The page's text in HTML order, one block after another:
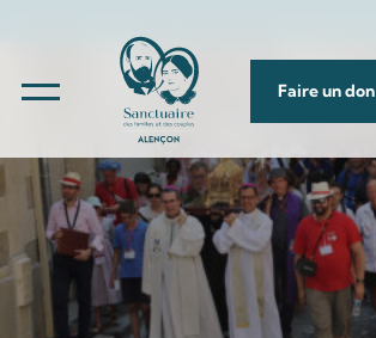
Faire un don